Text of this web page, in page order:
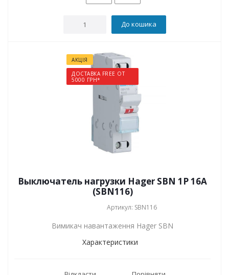
До кошика
АКЦІЯ
ДОСТАВКА FREE ОТ
5000 ГРН*
Выключатель нагрузки Hager SBN 1P 16А
(SBN116)
Артикул: SBN116
Вимикач навантаження Hager SBN
Характеристики